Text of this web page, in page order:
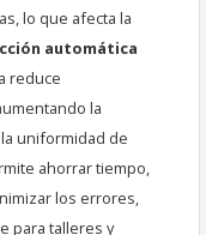
lo que afecta la
automática
reduce
la
uniformidad de
ahorrar tiempo,
los errores,
para talleres y